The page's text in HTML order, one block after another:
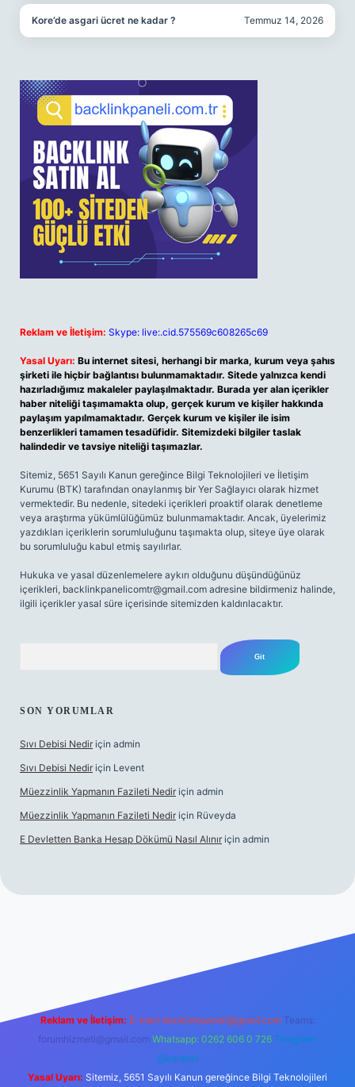
Kore’de asgari ücret ne kadar ? Temmuz 14, 2026
Reklam ve İletişim: Skype: live:.cid.575569c608265c69
Yasal Uyarı: Bu internet sitesi, herhangi bir marka, kurum veya şahıs
şirketi ile hiçbir bağlantısı bulunmamaktadır. Sitede yalnızca kendi
hazırladığımız makaleler paylaşılmaktadır. Burada yer alan içerikler
haber niteliği taşımamakta olup, gerçek kurum ve kişiler hakkında
paylaşım yapılmamaktadır. Gerçek kurum ve kişiler ile isim
benzerlikleri tamamen tesadüfidir. Sitemizdeki bilgiler taslak
halindedir ve tavsiye niteliği taşımazlar.
Sitemiz, 5651 Sayılı Kanun gereğince Bilgi Teknolojileri ve İletişim
Kurumu (BTK) tarafından onaylanmış bir Yer Sağlayıcı olarak hizmet
vermektedir. Bu nedenle, sitedeki içerikleri proaktif olarak denetleme
veya araştırma yükümlülüğümüz bulunmamaktadır. Ancak, üyelerimiz
yazdıkları içeriklerin sorumluluğunu taşımakta olup, siteye üye olarak
bu sorumluluğu kabul etmiş sayılırlar.
Hukuka ve yasal düzenlemelere aykırı olduğunu düşündüğünüz
içerikleri, backlinkpanelicomtr@gmail.com adresine bildirmeniz halinde,
ilgili içerikler yasal süre içerisinde sitemizden kaldırılacaktır.
SON YORUMLAR
Sıvı Debisi Nedir için admin
Sıvı Debisi Nedir için Levent
Müezzinlik Yapmanın Fazileti Nedir için admin
Müezzinlik Yapmanın Fazileti Nedir için Rüveyda
E Devletten Banka Hesap Dökümü Nasıl Alınır için admin
Reklam ve İletişim: E-mail: backlinkpaneli@gmail.com Teams:
forumhizmeti@gmail.com Whatsapp: 0262 606 0 726 Telegram:
@karabul
Yasal Uyarı: Sitemiz, 5651 Sayılı Kanun gereğince Bilgi Teknolojileri